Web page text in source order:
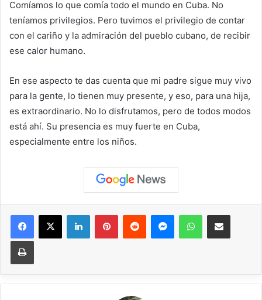
Comíamos lo que comía todo el mundo en Cuba. No
teníamos privilegios. Pero tuvimos el privilegio de contar
con el cariño y la admiración del pueblo cubano, de recibir
ese calor humano.
En ese aspecto te das cuenta que mi padre sigue muy vivo
para la gente, lo tienen muy presente, y eso, para una hija,
es extraordinario. No lo disfrutamos, pero de todos modos
está ahí. Su presencia es muy fuerte en Cuba,
especialmente entre los niños.
Facebook
X LinkedInPinterestReddit MessengerWhatsAppCompartir vía correo
Imprimir